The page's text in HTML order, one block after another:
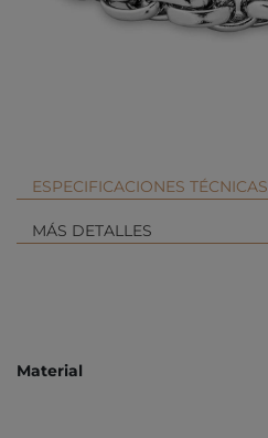
ESPECIFICACIONES TÉCNICAS
MÁS DETALLES
Material